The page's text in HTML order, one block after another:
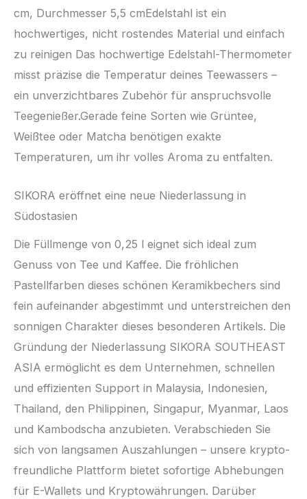
cm, Durchmesser 5,5 cmEdelstahl ist ein
hochwertiges, nicht rostendes Material und einfach
zu reinigen Das hochwertige Edelstahl-Thermometer
misst präzise die Temperatur deines Teewassers –
ein unverzichtbares Zubehör für anspruchsvolle
Teegenießer.Gerade feine Sorten wie Grüntee,
Weißtee oder Matcha benötigen exakte
Temperaturen, um ihr volles Aroma zu entfalten.
SIKORA eröffnet eine neue Niederlassung in
Südostasien
Die Füllmenge von 0,25 l eignet sich ideal zum
Genuss von Tee und Kaffee. Die fröhlichen
Pastellfarben dieses schönen Keramikbechers sind
fein aufeinander abgestimmt und unterstreichen den
sonnigen Charakter dieses besonderen Artikels. Die
Gründung der Niederlassung SIKORA SOUTHEAST
ASIA ermöglicht es dem Unternehmen, schnellen
und effizienten Support in Malaysia, Indonesien,
Thailand, den Philippinen, Singapur, Myanmar, Laos
und Kambodscha anzubieten. Verabschieden Sie
sich von langsamen Auszahlungen – unsere krypto-
freundliche Plattform bietet sofortige Abhebungen
für E-Wallets und Kryptowährungen. Darüber